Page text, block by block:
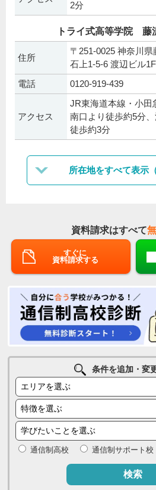
2分
トライ式高等学院 藤
住所
〒251-0025 神奈川県
石上1-5-6 渡辺ビル1F
電話 0120-919-439
アクセス
JR東海道本線・小田
南口より徒歩約5分
徒歩約3分
所在地をすべて表示
資料請求はすべて
すぐに
資料請求する
条件を追加・変
通信制高校 通信制サポート校
検索